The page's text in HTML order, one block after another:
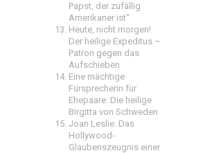
Papst, der zufällig
Amerikaner ist“
Heute, nicht morgen!
Der heilige Expeditus –
Patron gegen das
Aufschieben
Eine mächtige
Fürsprecherin für
Ehepaare: Die heilige
Birgitta von Schweden
Joan Leslie: Das
Hollywood-
Glaubenszeugnis einer